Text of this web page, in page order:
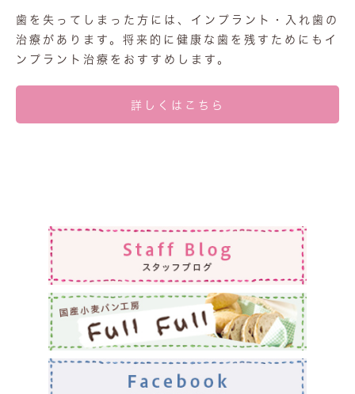
歯を失ってしまった方には、インプラント・入れ歯の
治療があります。将来的に健康な歯を残すためにもイ
ンプラント治療をおすすめします。
詳しくはこちら